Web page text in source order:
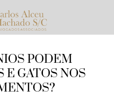
PODEM
E GATOS NOS